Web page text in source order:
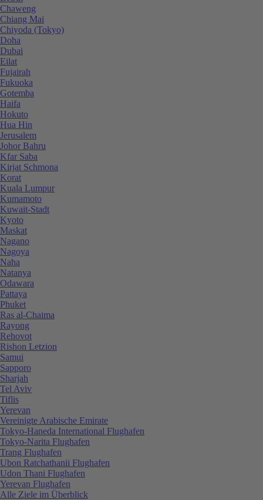
Chaweng
Chiang Mai
Chiyoda (Tokyo)
Doha
Dubai
Eilat
Fujairah
Fukuoka
Gotemba
Haifa
Hokuto
Hua Hin
Jerusalem
Johor Bahru
Kfar Saba
Kirjat Schmona
Korat
Kuala Lumpur
Kumamoto
Kuwait-Stadt
Kyoto
Maskat
Nagano
Nagoya
Naha
Natanya
Odawara
Pattaya
Phuket
Ras al-Chaima
Rayong
Rehovot
Rishon Letzion
Samui
Sapporo
Sharjah
Tel Aviv
Tiflis
Yerevan
Vereinigte Arabische Emirate
Tokyo-Haneda International Flughafen
Tokyo-Narita Flughafen
Trang Flughafen
Ubon Ratchathanii Flughafen
Udon Thani Flughafen
Yerevan Flughafen
Alle Ziele im Überblick